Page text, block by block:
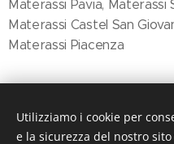
Materassi Pavia, Materassi
Materassi Castel San
Materassi Piacenza
Utilizziamo i cookie per
e la sicurezza del nostro